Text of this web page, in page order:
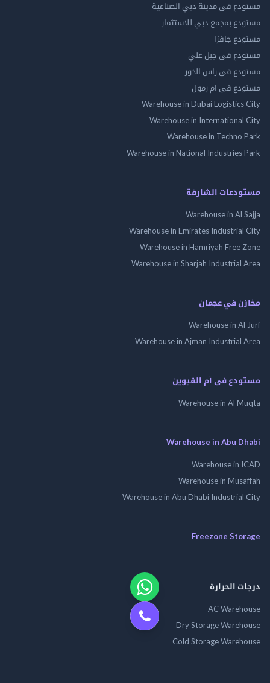
مستودع فى مدينة دبي الصناعية
مستودع بمجمع دبي للاستثمار
مستودع جافزا
مستودع فى جبل علي
مستودع فى راس الخور
مستودع فى ام رمول
Warehouse in Dubai Logistics City
Warehouse in International City
Warehouse in Techno Park
Warehouse in National Industries Park
مستودعات الشارقة
Warehouse in Al Sajja
Warehouse in Emirates Industrial City
Warehouse in Hamriyah Free Zone
Warehouse in Sharjah Industrial Area
مخازن في عجمان
Warehouse in Al Jurf
Warehouse in Ajman Industrial Area
مستودع فى أم القيوين
Warehouse in Al Muqta
Warehouse in Abu Dhabi
Warehouse in ICAD
Warehouse in Musaffah
Warehouse in Abu Dhabi Industrial City
Freezone Storage
درجات الحرارة
AC Warehouse
Dry Storage Warehouse
Cold Storage Warehouse